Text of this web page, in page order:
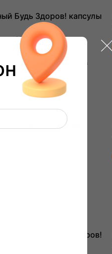
Будь Здоров! капсулы
351850
Внешторг Фарма ООО
БАДы для сердца и сосудов
Федерация
капсулы 800мг
100мг Будь Здоров!